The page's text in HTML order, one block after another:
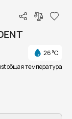
26 °C
общая температура